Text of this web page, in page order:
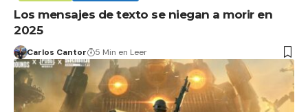
Los mensajes de texto se niegan a morir en
2025
Carlos Cantor 5 Min en Leer